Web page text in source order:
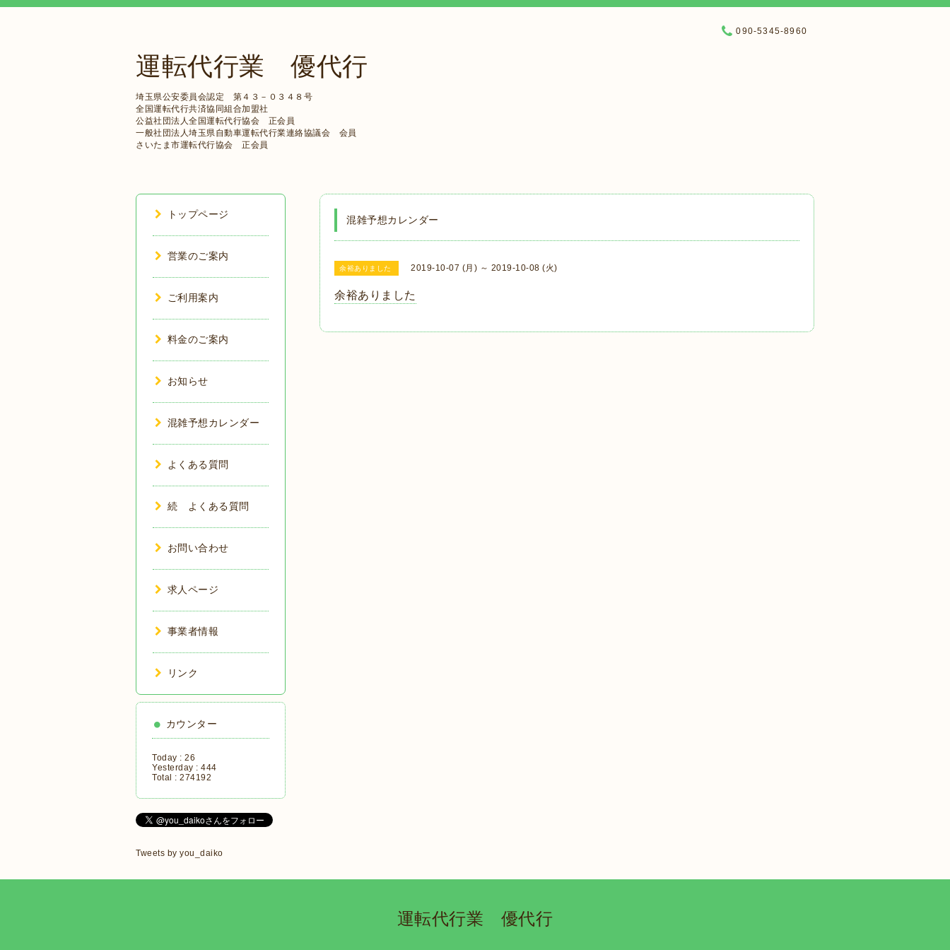
運転代行業 優代行
埼玉県公安委員会認定 第４３－０３４８号
全国運転代行共済協同組合加盟社
公益社団法人全国運転代行協会 正会員
一般社団法人埼玉県自動車運転代行業連絡協議会 会員
さいたま市運転代行協会 正会員
090-5345-8960
混雑予想カレンダー
余裕ありました 2019-10-07 (月) ～ 2019-10-08 (火)
余裕ありました
トップページ
営業のご案内
ご利用案内
料金のご案内
お知らせ
混雑予想カレンダー
よくある質問
続 よくある質問
お問い合わせ
求人ページ
事業者情報
リンク
カウンター
Today : 26
Yesterday : 444
Total : 274192
Tweets by you_daiko
運転代行業 優代行